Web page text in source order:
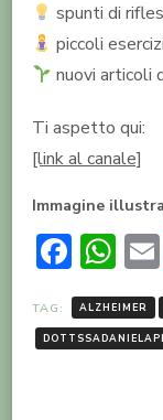
spunti di
piccoli
nuovi articoli
Ti aspetto qui:
[link al canale]
Immagine
TAG: ALZHEIMER